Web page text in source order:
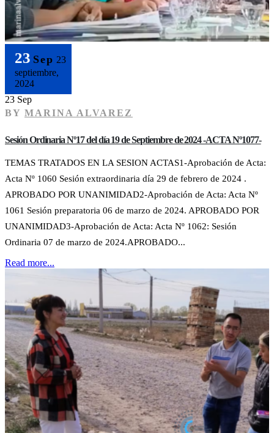
23 Sep 23
septiembre,
2024
23 Sep
BY MARINA ALVAREZ
Sesión Ordinaria Nº17 del día 19 de Septiembre de 2024 -ACTA Nº1077-
TEMAS TRATADOS EN LA SESION ACTAS1-Aprobación de Acta:
Acta Nº 1060 Sesión extraordinaria día 29 de febrero de 2024 .
APROBADO POR UNANIMIDAD2-Aprobación de Acta: Acta Nº
1061 Sesión preparatoria 06 de marzo de 2024. APROBADO POR
UNANIMIDAD3-Aprobación de Acta: Acta Nº 1062: Sesión
Ordinaria 07 de marzo de 2024.APROBADO...
Read more...